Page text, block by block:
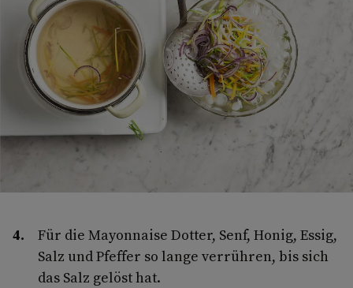
Für die Mayonnaise Dotter, Senf, Honig, Essig,
Salz und Pfeffer so lange verrühren, bis sich
das Salz gelöst hat.